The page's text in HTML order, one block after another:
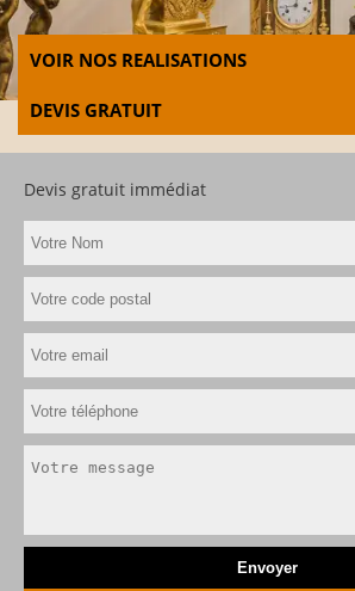
VOIR NOS REALISATIONS
DEVIS GRATUIT
Devis gratuit immédiat